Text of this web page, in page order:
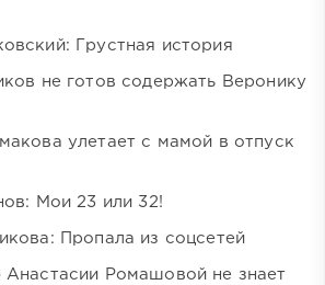
Грустная история
не готов содержать Веронику
улетает с мамой в отпуск
Мои 23 или 32!
Пропала из соцсетей
Анастасии Ромашовой не знает